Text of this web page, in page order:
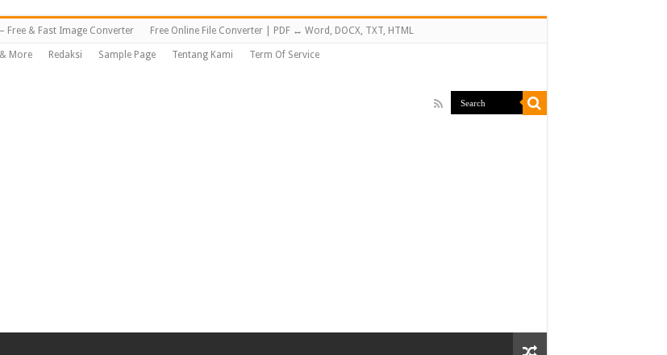
Free & Fast Image Converter Free Online File Converter | PDF ↔ Word, DOCX, TXT, HTML
More Redaksi Sample Page Tentang Kami Term Of Service